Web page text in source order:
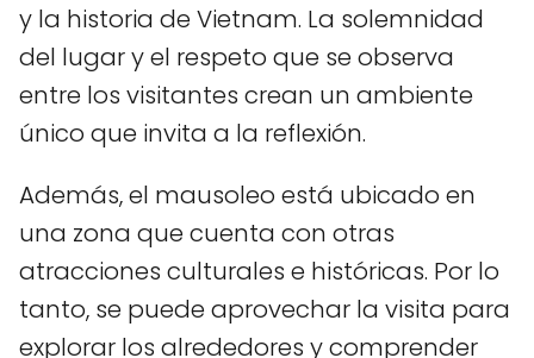
y la historia de Vietnam. La solemnidad
del lugar y el respeto que se observa
entre los visitantes crean un ambiente
único que invita a la reflexión.
Además, el mausoleo está ubicado en
una zona que cuenta con otras
atracciones culturales e históricas. Por lo
tanto, se puede aprovechar la visita para
explorar los alrededores y comprender